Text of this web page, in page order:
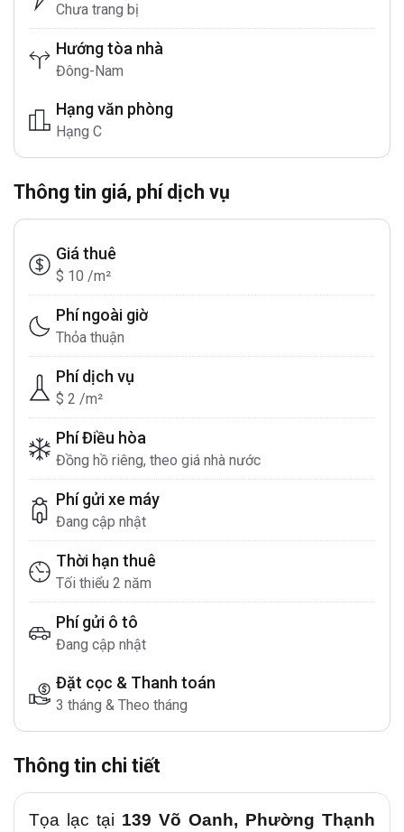
Chưa trang bị
Hướng tòa nhà
Đông-Nam
Hạng văn phòng
Hạng C
Thông tin giá, phí dịch vụ
Giá thuê
$ 10 /m²
Phí ngoài giờ
Thỏa thuận
Phí dịch vụ
$ 2 /m²
Phí Điều hòa
Đồng hồ riêng, theo giá nhà nước
Phí gửi xe máy
Đang cập nhật
Thời hạn thuê
Tối thiểu 2 năm
Phí gửi ô tô
Đang cập nhật
Đặt cọc & Thanh toán
3 tháng & Theo tháng
Thông tin chi tiết
Tọa lạc tại 139 Võ Oanh, Phường Thạnh